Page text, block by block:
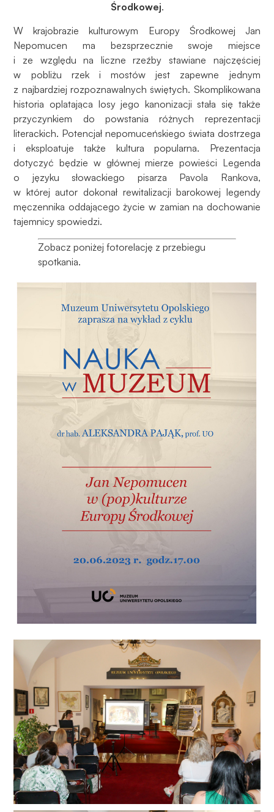
Środkowej.
W krajobrazie kulturowym Europy Środkowej Jan
Nepomucen ma bezsprzecznie swoje miejsce
i ze względu na liczne rzeźby stawiane najczęściej
w pobliżu rzek i mostów jest zapewne jednym
z najbardziej rozpoznawalnych świętych. Skomplikowana
historia oplatająca losy jego kanonizacji stała się także
przyczynkiem do powstania różnych reprezentacji
literackich. Potencjał nepomuceńskiego świata dostrzega
i eksploatuje także kultura popularna. Prezentacja
dotyczyć będzie w głównej mierze powieści Legenda
o języku słowackiego pisarza Pavola Rankova,
w której autor dokonał rewitalizacji barokowej legendy
męczennika oddającego życie w zamian na dochowanie
tajemnicy spowiedzi.
Zobacz poniżej fotorelację z przebiegu
spotkania.